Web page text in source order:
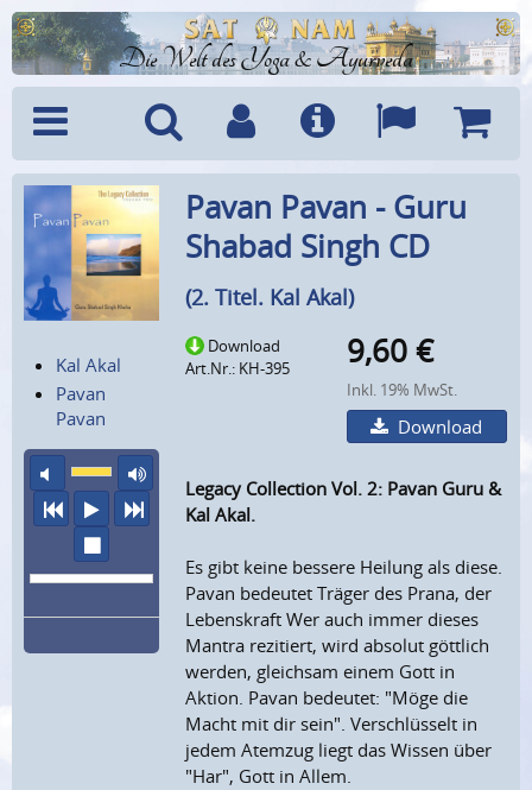
Die Welt des Yoga & Ayurveda
Menü SucheBenutzerkonto
Info Sprachen
Kal Akal
Pavan
Pavan
Ton aus
vorheriger Titel
Abspielennächster Titel
Pavan Pavan - Guru
Shabad Singh CD
(2. Titel. Kal Akal)
Download
Art.Nr.: KH-395
9,60 €
Inkl. 19% MwSt.
Download
Legacy Collection Vol. 2: Pavan Guru &
Kal Akal.
Es gibt keine bessere Heilung als diese.
Pavan bedeutet Träger des Prana, der
Lebenskraft Wer auch immer dieses
Mantra rezitiert, wird absolut göttlich
werden, gleichsam einem Gott in
Aktion. Pavan bedeutet: "Möge die
Macht mit dir sein". Verschlüsselt in
jedem Atemzug liegt das Wissen über
"Har", Gott in Allem.